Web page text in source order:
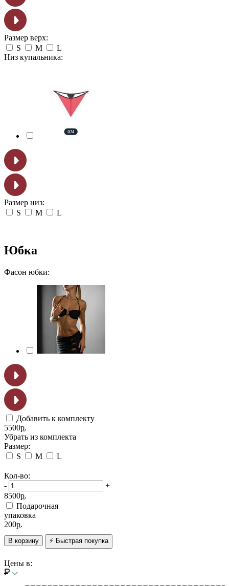
Размер верх:
S
M
L
Низ купальника:
Размер низ:
S
M L
Юбка
Фасон юбки:
Добавить к комплекту
5500р.
Убрать из комплекта
Размер:
S
M L
Кол-во:
-
+
8500р.
Подарочная
упаковка
200р.
В корзину ⚡ Быстрая покупка
Цены в: